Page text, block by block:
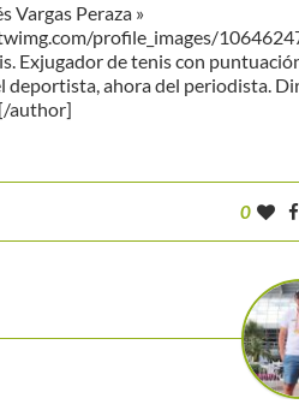
Vargas Peraza »
profile_images/
Exjugador de tenis con
deportista, ahora del periodista.
author]
0